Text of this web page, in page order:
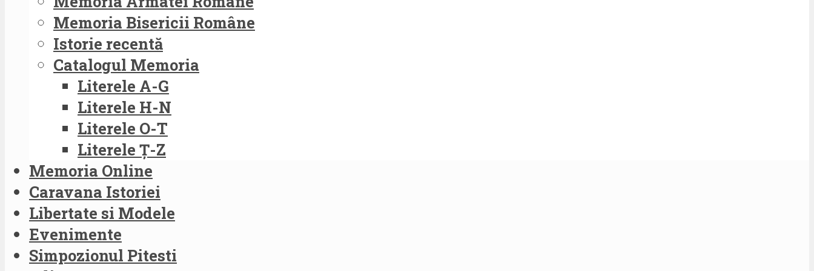
Memoria Bisericii Române
Istorie recentă
Catalogul Memoria
Literele A-G
Literele H-N
Literele O-T
Literele Ț-Z
Memoria Online
Caravana Istoriei
Libertate si Modele
Evenimente
Simpozionul Pitesti